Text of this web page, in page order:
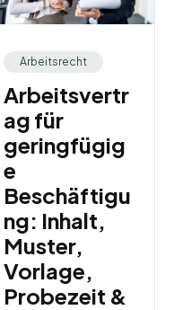
Arbeitsrecht
Arbeitsvertr
ag für
geringfügig
e
Beschäftigu
ng: Inhalt,
Muster,
Vorlage,
Probezeit &